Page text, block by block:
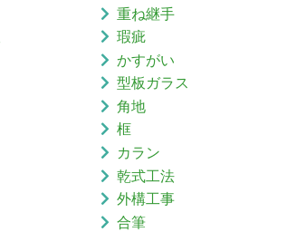
重ね継手
瑕疵
かすがい
型板ガラス
角地
框
カラン
乾式工法
外構工事
合筆